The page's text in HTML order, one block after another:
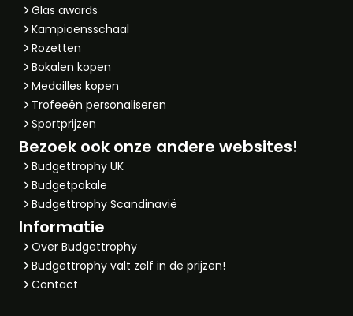
Glas awards
Kampioensschaal
Rozetten
Bokalen kopen
Medailles kopen
Trofeeën personaliseren
Sportprijzen
Bezoek ook onze andere websites!
Budgettrophy UK
Budgetpokale
Budgettrophy Scandinavië
Informatie
Over Budgettrophy
Budgettrophy valt zelf in de prijzen!
Contact